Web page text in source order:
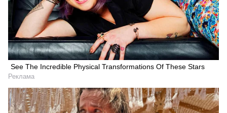
See The Incredible Physical Transformations Of These Stars
Реклама